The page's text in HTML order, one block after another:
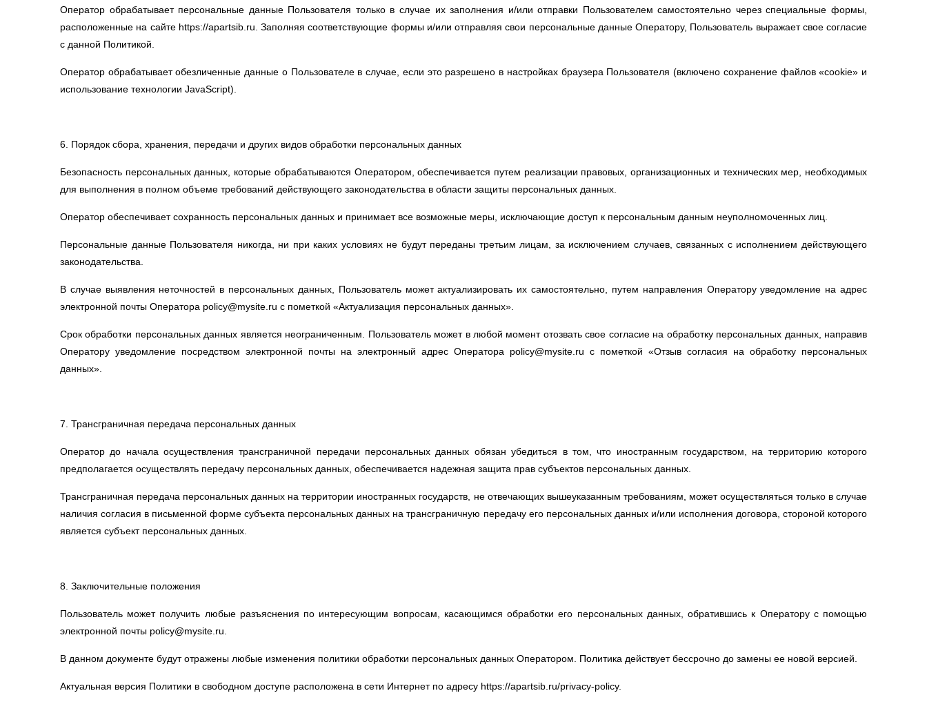
Оператор обрабатывает персональные данные Пользователя только в случае их заполнения и/или отправки Пользователем самостоятельно через специальные формы,
расположенные на сайте https://apartsib.ru. Заполняя соответствующие формы и/или отправляя свои персональные данные Оператору, Пользователь выражает свое согласие
с данной Политикой.
Оператор обрабатывает обезличенные данные о Пользователе в случае, если это разрешено в настройках браузера Пользователя (включено сохранение файлов «cookie» и
использование технологии JavaScript).
6. Порядок сбора, хранения, передачи и других видов обработки персональных данных
Безопасность персональных данных, которые обрабатываются Оператором, обеспечивается путем реализации правовых, организационных и технических мер, необходимых
для выполнения в полном объеме требований действующего законодательства в области защиты персональных данных.
Оператор обеспечивает сохранность персональных данных и принимает все возможные меры, исключающие доступ к персональным данным неуполномоченных лиц.
Персональные данные Пользователя никогда, ни при каких условиях не будут переданы третьим лицам, за исключением случаев, связанных с исполнением действующего
законодательства.
В случае выявления неточностей в персональных данных, Пользователь может актуализировать их самостоятельно, путем направления Оператору уведомление на адрес
электронной почты Оператора policy@mysite.ru с пометкой «Актуализация персональных данных».
Срок обработки персональных данных является неограниченным. Пользователь может в любой момент отозвать свое согласие на обработку персональных данных, направив
Оператору уведомление посредством электронной почты на электронный адрес Оператора policy@mysite.ru с пометкой «Отзыв согласия на обработку персональных
данных».
7. Трансграничная передача персональных данных
Оператор до начала осуществления трансграничной передачи персональных данных обязан убедиться в том, что иностранным государством, на территорию которого
предполагается осуществлять передачу персональных данных, обеспечивается надежная защита прав субъектов персональных данных.
Трансграничная передача персональных данных на территории иностранных государств, не отвечающих вышеуказанным требованиям, может осуществляться только в случае
наличия согласия в письменной форме субъекта персональных данных на трансграничную передачу его персональных данных и/или исполнения договора, стороной которого
является субъект персональных данных.
8. Заключительные положения
Пользователь может получить любые разъяснения по интересующим вопросам, касающимся обработки его персональных данных, обратившись к Оператору с помощью
электронной почты policy@mysite.ru.
В данном документе будут отражены любые изменения политики обработки персональных данных Оператором. Политика действует бессрочно до замены ее новой версией.
Актуальная версия Политики в свободном доступе расположена в сети Интернет по адресу https://apartsib.ru/privacy-policy.